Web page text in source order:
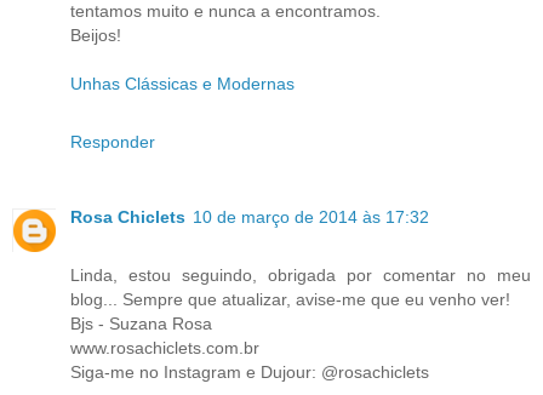
tentamos muito e nunca a encontramos.
Beijos!
Unhas Clássicas e Modernas
Responder
Rosa Chiclets 10 de março de 2014 às 17:32
Linda, estou seguindo, obrigada por comentar no meu
blog... Sempre que atualizar, avise-me que eu venho ver!
Bjs - Suzana Rosa
www.rosachiclets.com.br
Siga-me no Instagram e Dujour: @rosachiclets